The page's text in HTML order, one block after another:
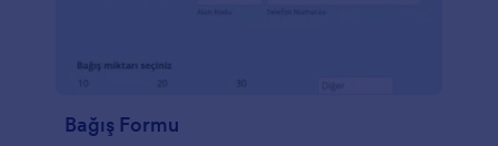
Bağış Formu